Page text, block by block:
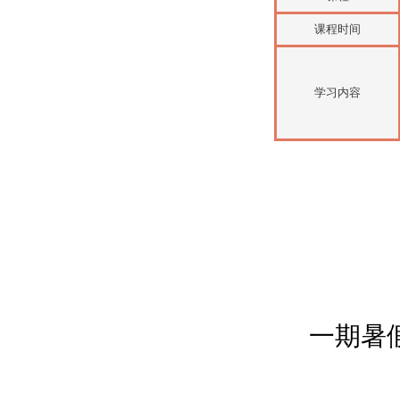
课程时间
学习内容
一期暑